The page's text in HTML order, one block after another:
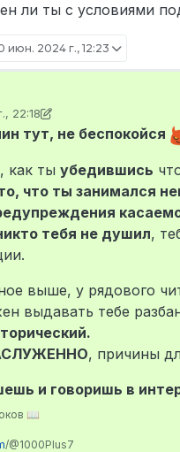
ли ты с условиями
июн. 2024 г., 12:23
22:18
1000+7
тут, не беспокойся
как ты убедившись
что ты занимался
тебя не душил,
выше, у рядового
выдавать тебе
, причины
и говоришь в
📖
/@1000Plus7